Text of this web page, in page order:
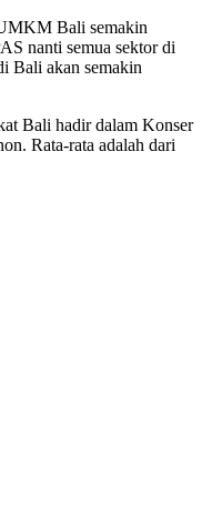
Bali semakin
nanti semua sektor di
Bali akan semakin
Bali hadir dalam Konser
Rata-rata adalah dari